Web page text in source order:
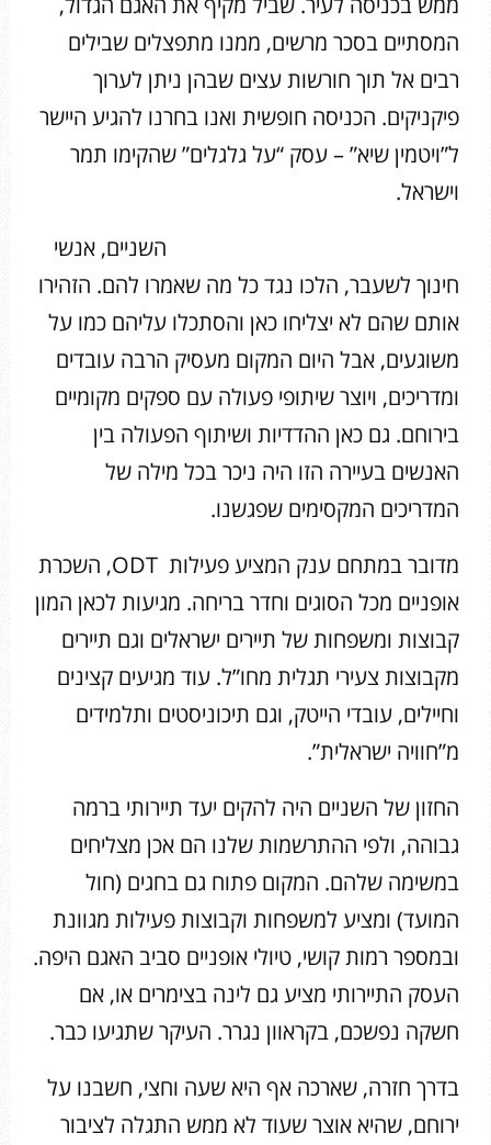
המסתיים בסכר מרשים, ממנו מתפצלים שבילים
רבים אל תוך חורשות עצים שבהן ניתן לערוך
פיקניקים. הכניסה חופשית ואנו בחרנו להגיע היישר
ל”ויטמין שיא” – עסק “על גלגלים” שהקימו תמר
וישראל.
השניים, אנשי
חינוך לשעבר, הלכו נגד כל מה שאמרו להם. הזהירו
אותם שהם לא יצליחו כאן והסתכלו עליהם כמו על
משוגעים, אבל היום המקום מעסיק הרבה עובדים
ומדריכים, ויוצר שיתופי פעולה עם ספקים מקומיים
בירוחם. גם כאן ההדדיות ושיתוף הפעולה בין
האנשים בעיירה הזו היה ניכר בכל מילה של
המדריכים המקסימים שפגשנו.
מדובר במתחם ענק המציע פעילות ODT, השכרת
אופניים מכל הסוגים וחדר בריחה. מגיעות לכאן המון
קבוצות ומשפחות של תיירים ישראלים וגם תיירים
מקבוצות צעירי תגלית מחו”ל. עוד מגיעים קצינים
וחיילים, עובדי הייטק, וגם תיכוניסטים ותלמידים
מ”חוויה ישראלית”.
החזון של השניים היה להקים יעד תיירותי ברמה
גבוהה, ולפי ההתרשמות שלנו הם אכן מצליחים
במשימה שלהם. המקום פתוח גם בחגים (חול
המועד) ומציע למשפחות וקבוצות פעילות מגוונת
ובמספר רמות קושי, טיולי אופניים סביב האגם היפה.
העסק התיירותי מציע גם לינה בצימרים או, אם
חשקה נפשכם, בקראוון נגרר. העיקר שתגיעו כבר.
בדרך חזרה, שארכה אף היא שעה וחצי, חשבנו על
ירוחם, שהיא אוצר שעוד לא ממש התגלה לציבור